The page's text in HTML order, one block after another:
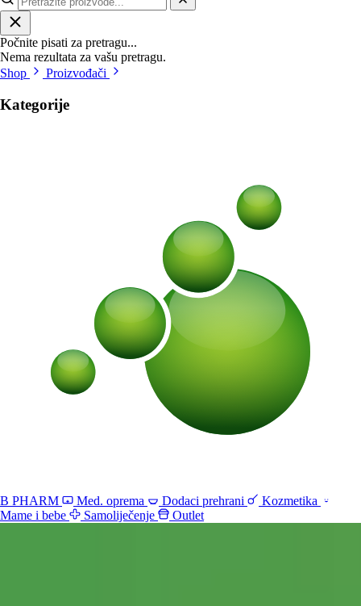
Počnite pisati za pretragu...
Nema rezultata za vašu pretragu.
Shop
Proizvođači
Kategorije
B PHARM Med. oprema Dodaci prehrani
Kozmetika
Mame i bebe
Samoliječenje Outlet